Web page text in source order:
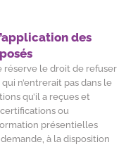
des
réserve le droit de refuser
n’entrerait pas dans le
qu’il a reçues et
ou
présentielles
à la disposition